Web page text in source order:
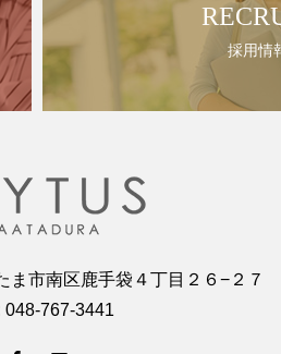
採用情
ま市南区鹿手袋４丁目２６−２７
048-767-3441